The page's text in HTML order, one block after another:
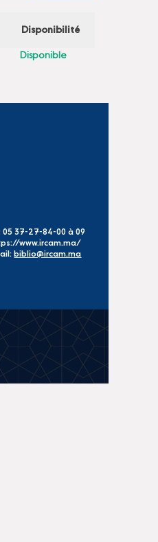
Disponibilité
Disponible
05 37-27-84-00 à 09
www.ircam.ma/
biblio@ircam.ma